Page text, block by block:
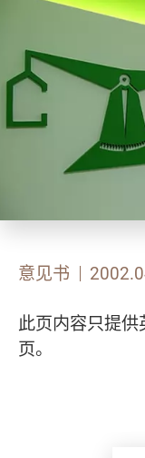
意见书
此页内容只提
页。